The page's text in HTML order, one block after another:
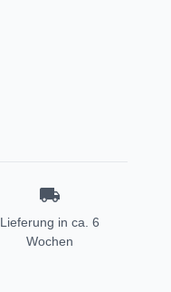
Lieferung in ca. 6
Wochen